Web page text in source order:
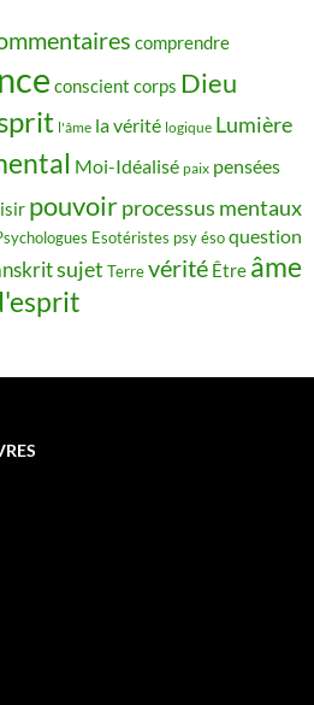
comprendre
conscient corps Dieu
l'âme la vérité logique Lumière
Moi-Idéalisé paix pensées
pouvoirprocessus mentaux
Esotéristes psy ésoquestion
sujet Terrevérité Être âme